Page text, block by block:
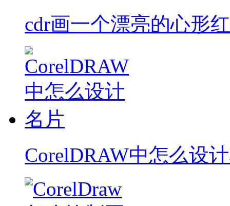
cdr画一个漂亮的心形
CorelDRAW中怎么设